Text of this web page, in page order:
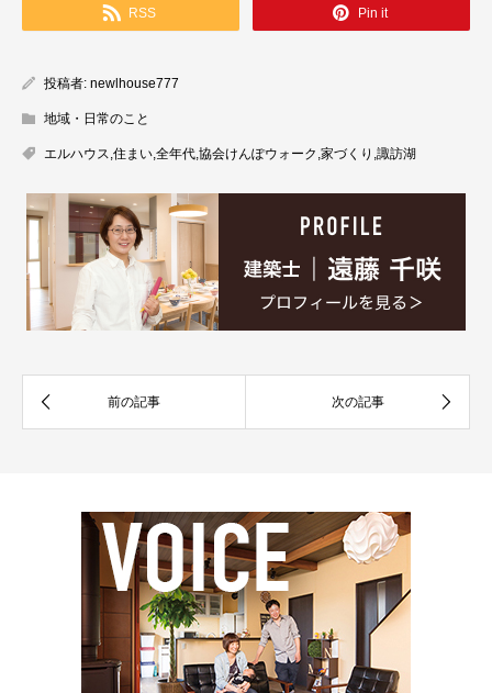
RSS Pin it
投稿者: newlhouse777
地域・日常のこと
エルハウス,住まい,全年代,協会けんぽウォーク ,家づくり ,諏訪湖